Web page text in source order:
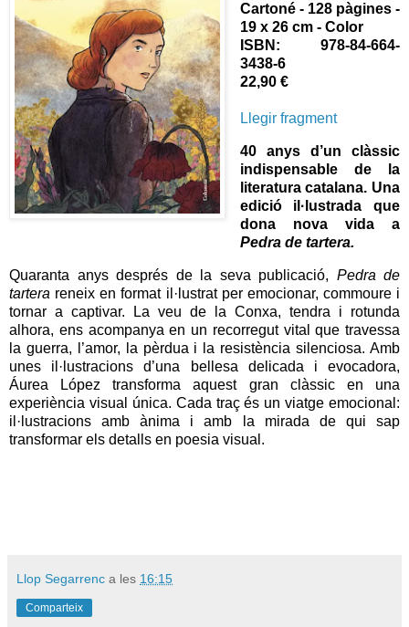
Cartoné - 128 pàgines -
19 x 26 cm - Color
ISBN: 978-84-664-
3438-6
22,90 €
Llegir fragment
40 anys d’un clàssic
indispensable de la
literatura catalana. Una
edició il·lustrada que
dona nova vida a
Pedra de tartera.
Quaranta anys després de la seva publicació, Pedra de
tartera reneix en format il·lustrat per emocionar, commoure i
tornar a captivar. La veu de la Conxa, tendra i rotunda
alhora, ens acompanya en un recorregut vital que travessa
la guerra, l’amor, la pèrdua i la resistència silenciosa. Amb
unes il·lustracions d’una bellesa delicada i evocadora,
Áurea López transforma aquest gran clàssic en una
experiència visual única. Cada traç és un viatge emocional:
il·lustracions amb ànima i amb la mirada de qui sap
transformar els detalls en poesia visual.
Llop Segarrenc a les 16:15
Comparteix